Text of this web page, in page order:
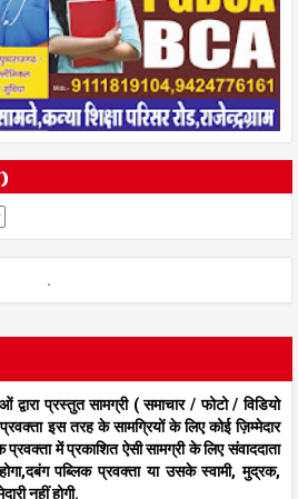
.
प्रस्तुत सामग्री ( समाचार / फोटो / विडियो
इस तरह के सामग्रियों के लिए कोई ज़िम्मेदार
में प्रकाशित ऐसी सामग्री के लिए संवाददाता
पब्लिक प्रवक्ता या उसके स्वामी, मुद्रक,
नहीं होगी.